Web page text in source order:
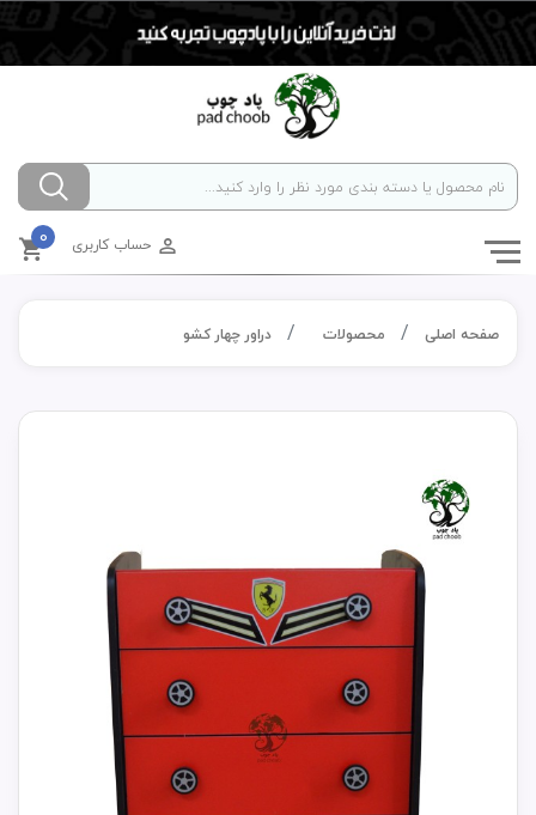
حساب کاربری 0
صفحه اصلی محصولات دراور چهار کشو